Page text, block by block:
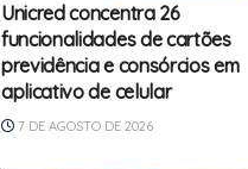
Unicred concentra 26
funcionalidades de cartões
previdência e consórcios em
aplicativo de celular
7 DE AGOSTO DE 2026